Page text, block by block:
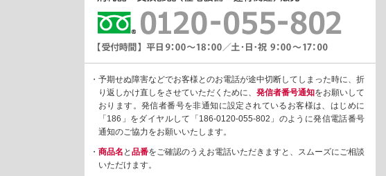
・予期せぬ障害などでお客様とのお電話が途中切断してしまった時に、折
り返しかけ直しをさせていただくために、 発信者番号通知をお願いして
おります。発信者番号を非通知に設定されているお客様は、はじめに
「186」をダイヤルして「186-0120-055-802」のように発信電話番号
通知のご協力をお願いいたします。
・ 商品名 と 品番をご確認のうえお電話いただきますと、スムーズにご相談
いただけます。